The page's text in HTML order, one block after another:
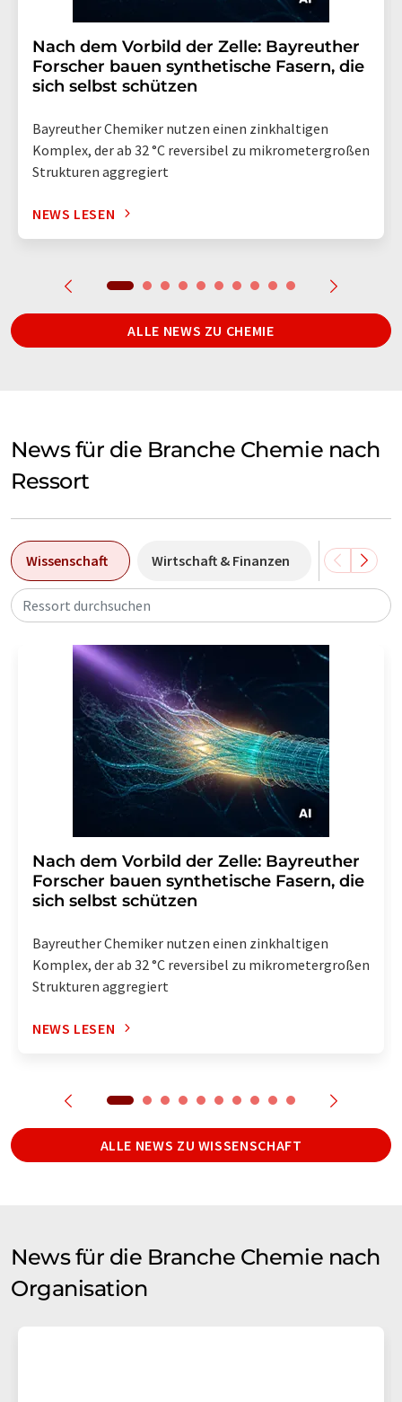
Nach dem Vorbild der Zelle: Bayreuther
Forscher bauen synthetische Fasern, die
sich selbst schützen
Bayreuther Chemiker nutzen einen zinkhaltigen
Komplex, der ab 32 °C reversibel zu mikrometergroßen
Strukturen aggregiert
NEWS LESEN
ALLE NEWS ZU CHEMIE
News für die Branche Chemie nach
Ressort
Wissenschaft Wirtschaft & Finanzen
Ressort durchsuchen
Nach dem Vorbild der Zelle: Bayreuther
Forscher bauen synthetische Fasern, die
sich selbst schützen
Bayreuther Chemiker nutzen einen zinkhaltigen
Komplex, der ab 32 °C reversibel zu mikrometergroßen
Strukturen aggregiert
NEWS LESEN
ALLE NEWS ZU WISSENSCHAFT
News für die Branche Chemie nach
Organisation